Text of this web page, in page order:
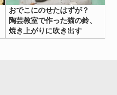
おでこにのせたはずが？
陶芸教室で作った猫の鈴、
焼き上がりに吹き出す